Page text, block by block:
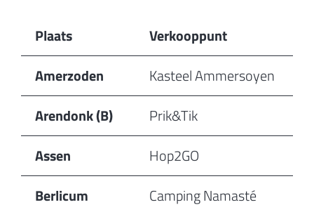
Plaats
Verkooppunt
Amerzoden
Kasteel Ammersoyen
Arendonk (B)
Prik&Tik
Assen
Hop2GO
Berlicum
Camping Namasté